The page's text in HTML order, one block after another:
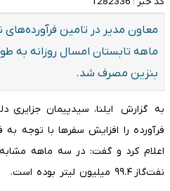
معاون مدیر در تامین
بنزین مصرف شد.
به گزارش ایلنا، سیدپیمان
فرآورده را افزایش سفرها با توجه
نفت‌گاز ۹۹.۴ میلیون لیتر بوده است.